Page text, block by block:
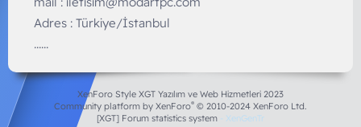
Adres : Türkiye/İstanbul
......
XenForo Style XGT Yazılım ve Web Hizmetleri 2023
Community platform by XenForo® © 2010-2024 XenForo Ltd.
[XGT] Forum statistics system
- XenGenTr